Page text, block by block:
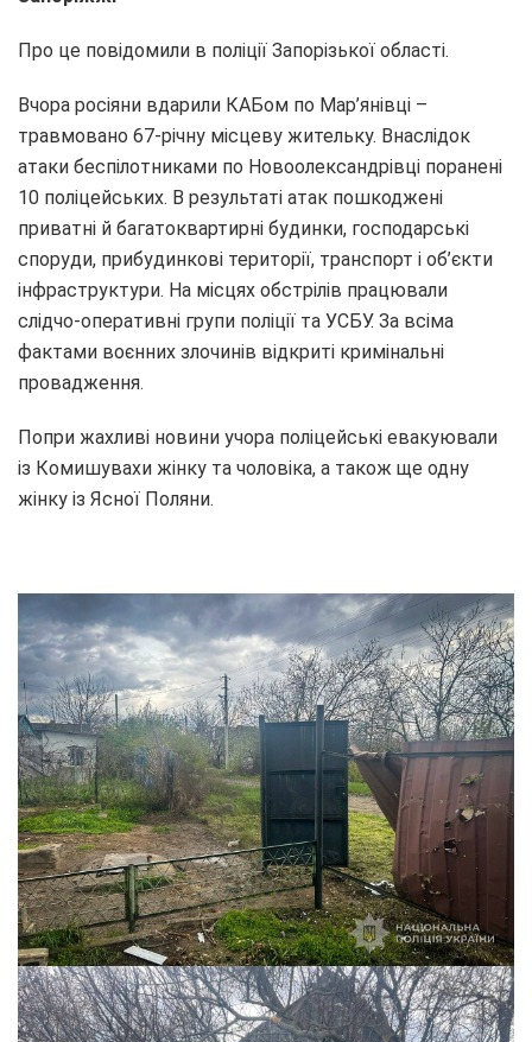
Про це повідомили в поліції Запорізької області.
Вчора росіяни вдарили КАБом по Мар’янівці –
травмовано 67-річну місцеву жительку. Внаслідок
атаки беспілотниками по Новоолександрівці поранені
10 поліцейських. В результаті атак пошкоджені
приватні й багатоквартирні будинки, господарські
споруди, прибудинкові території, транспорт і об’єкти
інфраструктури. На місцях обстрілів працювали
слідчо-оперативні групи поліції та УСБУ. За всіма
фактами воєнних злочинів відкриті кримінальні
провадження.
Попри жахливі новини учора поліцейські евакуювали
із Комишувахи жінку та чоловіка, а також ще одну
жінку із Ясної Поляни.